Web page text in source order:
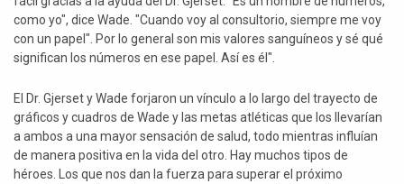
como yo", dice Wade. "Cuando voy al consultorio, siempre me voy
con un papel". Por lo general son mis valores sanguíneos y sé qué
significan los números en ese papel. Así es él".
El Dr. Gjerset y Wade forjaron un vínculo a lo largo del trayecto de
gráficos y cuadros de Wade y las metas atléticas que los llevarían
a ambos a una mayor sensación de salud, todo mientras influían
de manera positiva en la vida del otro. Hay muchos tipos de
héroes. Los que nos dan la fuerza para superar el próximo